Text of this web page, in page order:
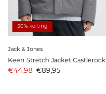
50% korting
Jack & Jones
Keen Stretch Jacket Castlerock
Aanbiedingsprijs
€44,98 Prijs
€89,95